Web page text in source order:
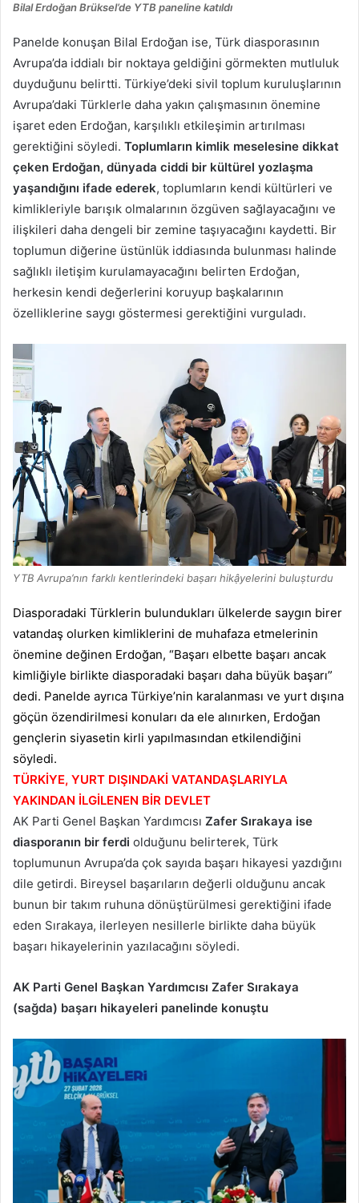
Bilal Erdoğan Brüksel’de YTB paneline katıldı
Panelde konuşan Bilal Erdoğan ise, Türk diasporasının
Avrupa’da iddialı bir noktaya geldiğini görmekten mutluluk
duyduğunu belirtti. Türkiye’deki sivil toplum kuruluşlarının
Avrupa’daki Türklerle daha yakın çalışmasının önemine
işaret eden Erdoğan, karşılıklı etkileşimin artırılması
gerektiğini söyledi. Toplumların kimlik meselesine dikkat
çeken Erdoğan, dünyada ciddi bir kültürel yozlaşma
yaşandığını ifade ederek, toplumların kendi kültürleri ve
kimlikleriyle barışık olmalarının özgüven sağlayacağını ve
ilişkileri daha dengeli bir zemine taşıyacağını kaydetti. Bir
toplumun diğerine üstünlük iddiasında bulunması halinde
sağlıklı iletişim kurulamayacağını belirten Erdoğan,
herkesin kendi değerlerini koruyup başkalarının
özelliklerine saygı göstermesi gerektiğini vurguladı.
YTB Avrupa’nın farklı kentlerindeki baṣarı hikậyelerini buluṣturdu
Diasporadaki Türklerin bulundukları ülkelerde saygın birer
vatandaş olurken kimliklerini de muhafaza etmelerinin
önemine değinen Erdoğan, “Başarı elbette başarı ancak
kimliğiyle birlikte diasporadaki başarı daha büyük başarı”
dedi. Panelde ayrıca Türkiye’nin karalanması ve yurt dışına
göçün özendirilmesi konuları da ele alınırken, Erdoğan
gençlerin siyasetin kirli yapılmasından etkilendiğini
söyledi.
TÜRKİYE, YURT DIŞINDAKİ VATANDAŞLARIYLA
YAKINDAN İLGİLENEN BİR DEVLET
AK Parti Genel Başkan Yardımcısı Zafer Sırakaya ise
diasporanın bir ferdi olduğunu belirterek, Türk
toplumunun Avrupa’da çok sayıda başarı hikayesi yazdığını
dile getirdi. Bireysel başarıların değerli olduğunu ancak
bunun bir takım ruhuna dönüştürülmesi gerektiğini ifade
eden Sırakaya, ilerleyen nesillerle birlikte daha büyük
başarı hikayelerinin yazılacağını söyledi.
AK Parti Genel Başkan Yardımcısı Zafer Sırakaya
(sağda) başarı hikayeleri panelinde konuştu